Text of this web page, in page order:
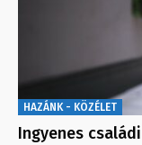
HAZÁNK - KÖZÉLET
Ingyenes